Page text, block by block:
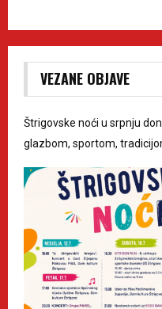
VEZANE OBJAVE
Štrigovske noći u srpnju
glazbom, sportom,